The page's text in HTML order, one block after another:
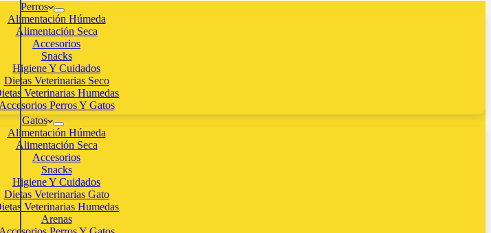
Perros
Alimentación Húmeda
Alimentación Seca
Accesorios
Snacks
Higiene Y Cuidados
Dietas Veterinarias Seco
Veterinarias Humedas
Accesorios Perros Y Gatos
Gatos
Alimentación Húmeda
Alimentación Seca
Accesorios
Snacks
Higiene Y Cuidados
Dietas Veterinarias Gato
Veterinarias Humedas
Arenas